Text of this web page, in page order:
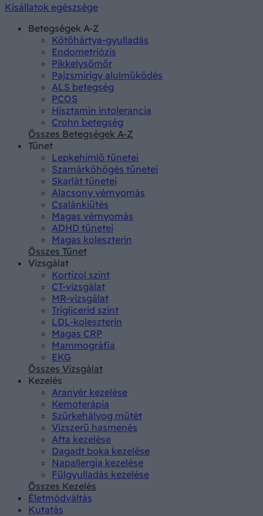
Kisállatok egészsége
Betegségek A-Z
Kötőhártya-gyulladás
Endometriózis
Pikkelysömör
Pajzsmirigy alulműködés
ALS betegség
PCOS
Hisztamin intolerancia
Crohn betegség
Összes Betegségek A-Z
Tünet
Lepkehimlő tünetei
Szamárköhögés tünetei
Skarlát tünetei
Alacsony vérnyomás
Csalánkiütés
Magas vérnyomás
ADHD tünetei
Magas koleszterin
Összes Tünet
Vizsgálat
Kortizol szint
CT-vizsgálat
MR-vizsgálat
Triglicerid szint
LDL-koleszterin
Magas CRP
Mammográfia
EKG
Összes Vizsgálat
Kezelés
Aranyér kezelése
Kemoterápia
Szürkehályog műtét
Vízszerű hasmenés
Afta kezelése
Dagadt boka kezelése
Napallergia kezelése
Fülgyulladás kezelése
Összes Kezelés
Életmódváltás
Kutatás